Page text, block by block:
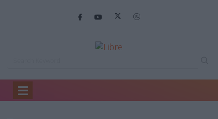
Home